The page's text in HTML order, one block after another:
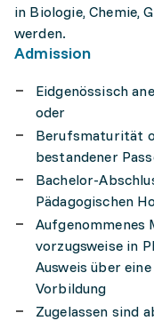
in Biologie, Chemie,
werden.
Admission
Eidgenössisch
oder
Berufsmaturität
bestandener
Bachelor-
Pädagogischen
Aufgenommenes
vorzugsweise in
Ausweis über
Vorbildung
Zugelassen sind